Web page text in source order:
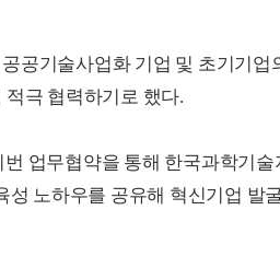
공기술사업화 기업 및 초기기
극 협력하기로 했다.
업무협약을 통해 한국과학기
성 노하우를 공유해 혁신기업 발